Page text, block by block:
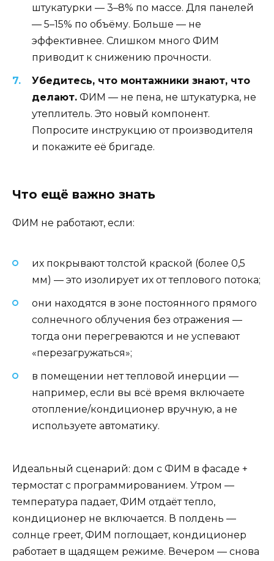
штукатурки — 3–8% по массе. Для панелей
— 5–15% по объёму. Больше — не
эффективнее. Слишком много ФИМ
приводит к снижению прочности.
Убедитесь, что монтажники знают, что
делают. ФИМ — не пена, не штукатурка, не
утеплитель. Это новый компонент.
Попросите инструкцию от производителя
и покажите её бригаде.
Что ещё важно знать
ФИМ не работают, если:
их покрывают толстой краской (более 0,5
мм) — это изолирует их от теплового потока;
они находятся в зоне постоянного прямого
солнечного облучения без отражения —
тогда они перегреваются и не успевают
«перезагружаться»;
в помещении нет тепловой инерции —
например, если вы всё время включаете
отопление/кондиционер вручную, а не
используете автоматику.
Идеальный сценарий: дом с ФИМ в фасаде +
термостат с программированием. Утром —
температура падает, ФИМ отдаёт тепло,
кондиционер не включается. В полдень —
солнце греет, ФИМ поглощает, кондиционер
работает в щадящем режиме. Вечером — снова